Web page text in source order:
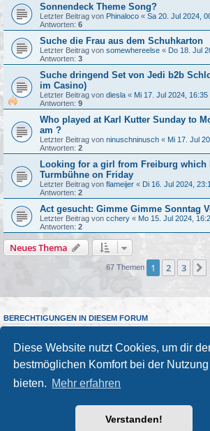
Diese Website nutzt Cookies, um dir
bestmöglichen Komfort bei der Nutzung
bieten. Mehr erfahren
Verstanden!
Sonnendeck Theme Song?
Letzter Beitrag von Phinaloco « Sa 20. Jul 2024,
Antworten: 6
Suche die Frau aus dem Schuhkarton
Letzter Beitrag von somewhereelse « Do 18. Jul
Antworten: 3
Suche dringend Set von Jedi b2b
im Casino)
Letzter Beitrag von diesla « Mi 17. Jul 2024, 16:35
Antworten: 9
Who played at Karl Kutter Sunday to
am ?
Letzter Beitrag von ninuschninusch « Mi 17. Jul
Antworten: 2
Looking for a girl from Freiburg which
Turmbühne on Friday
Letzter Beitrag von flameijer « Di 16. Jul 2024,
Antworten: 2
Act gesucht: Gimme Gimme Sonntag
Letzter Beitrag von cchery « Mo 15. Jul 2024,
Antworten: 2
Neues Thema
67 Themen 1 2 3
BERECHTIGUNGEN IN DIESEM FORUM
Du darfst deine Beiträge in diesem Forumnichtändern.
Du darfst deine Beiträge in diesem Forum nicht löschen.
Foren-Übersicht
Powered byphpBB® Forum Software ©
Deutsche Übersetzung durch